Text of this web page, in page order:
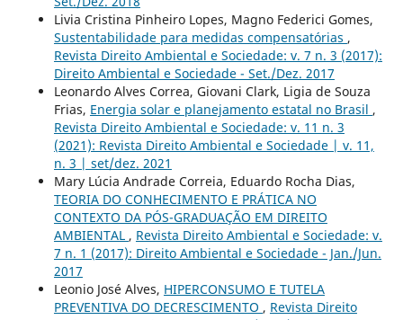
Livia Cristina Pinheiro Lopes, Magno Federici Gomes,
Sustentabilidade para medidas compensatórias ,
Revista Direito Ambiental e Sociedade: v. 7 n. 3 (2017):
Direito Ambiental e Sociedade - Set./Dez. 2017
Leonardo Alves Correa, Giovani Clark, Ligia de Souza
Frias, Energia solar e planejamento estatal no Brasil ,
Revista Direito Ambiental e Sociedade: v. 11 n. 3
(2021): Revista Direito Ambiental e Sociedade | v. 11,
n. 3 | set/dez. 2021
Mary Lúcia Andrade Correia, Eduardo Rocha Dias,
TEORIA DO CONHECIMENTO E PRÁTICA NO
CONTEXTO DA PÓS-GRADUAÇÃO EM DIREITO
AMBIENTAL , Revista Direito Ambiental e Sociedade: v.
7 n. 1 (2017): Direito Ambiental e Sociedade - Jan./Jun.
2017
Leonio José Alves, HIPERCONSUMO E TUTELA
PREVENTIVA DO DECRESCIMENTO , Revista Direito